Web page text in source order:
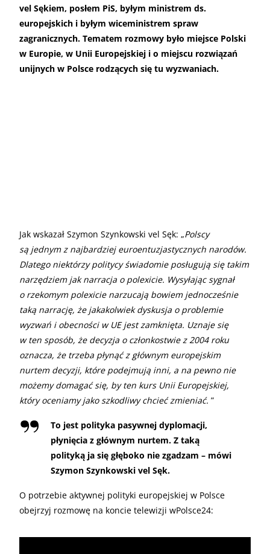
vel Sękiem, posłem PiS, byłym ministrem ds.
europejskich i byłym wiceministrem spraw
zagranicznych. Tematem rozmowy było miejsce Polski
w Europie, w Unii Europejskiej i o miejscu rozwiązań
unijnych w Polsce rodzących się tu wyzwaniach.
Jak wskazał Szymon Szynkowski vel Sęk: „Polscy
są jednym z najbardziej euroentuzjastycznych narodów.
Dlatego niektórzy politycy świadomie posługują się takim
narzędziem jak narracja o polexicie. Wysyłając sygnał
o rzekomym polexicie narzucają bowiem jednocześnie
taką narrację, że jakakolwiek dyskusja o problemie
wyzwań i obecności w UE jest zamknięta. Uznaje się
w ten sposób, że decyzja o członkostwie z 2004 roku
oznacza, że trzeba płynąć z głównym europejskim
nurtem decyzji, które podejmują inni, a na pewno nie
możemy domagać się, by ten kurs Unii Europejskiej,
który oceniamy jako szkodliwy chcieć zmieniać. ”
To jest polityka pasywnej dyplomacji,
płynięcia z głównym nurtem. Z taką
polityką ja się głęboko nie zgadzam – mówi
Szymon Szynkowski vel Sęk.
O potrzebie aktywnej polityki europejskiej w Polsce
obejrzyj rozmowę na koncie telewizji wPolsce24: